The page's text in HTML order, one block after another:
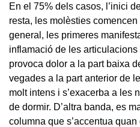
En el 75% dels casos, l’inici
resta, les molèsties
general, les primeres
inflamació de les
provoca dolor a la part baixa
vegades a la part anterior de
molt intens i s’exacerba a les
de dormir. D’altra banda, es
columna que s’accentua